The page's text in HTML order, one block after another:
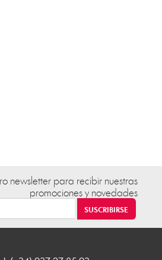
newsletter para recibir nuestras
promociones y novedades